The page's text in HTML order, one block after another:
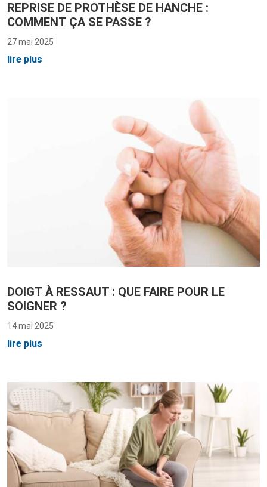
REPRISE DE PROTHÈSE DE HANCHE :
COMMENT ÇA SE PASSE ?
27 mai 2025
lire plus
DOIGT À RESSAUT : QUE FAIRE POUR LE
SOIGNER ?
14 mai 2025
lire plus